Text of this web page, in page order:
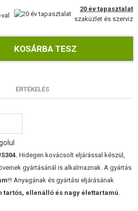
KÉPZÉS, KÉSEK
20 év tapasztalat
szaküzlet és szerviz
ÉRTÉKELÉS
. Hidegen kovácsolt eljárással készül,
gyártásánál is alkalmaznak. A gyártás
!!! Anyagának és gyártási eljárásának
tartós, ellenálló és nagy élettartamú.